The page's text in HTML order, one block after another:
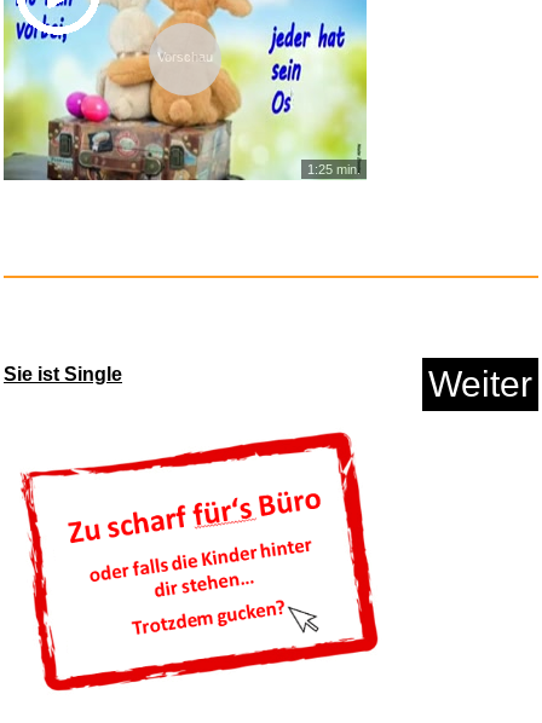
Vorschau
1:25 min.
Sie ist Single Weiter